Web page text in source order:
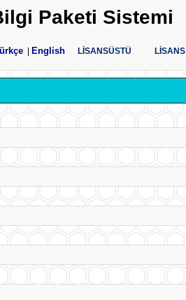
Paketi Sistemi
English LİSANSÜSTÜ LİSANS